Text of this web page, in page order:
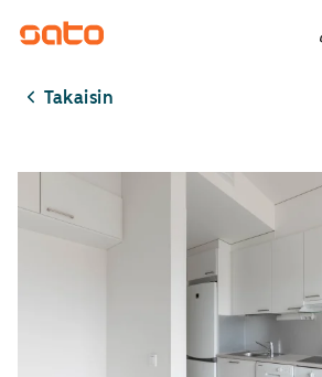
Takaisin